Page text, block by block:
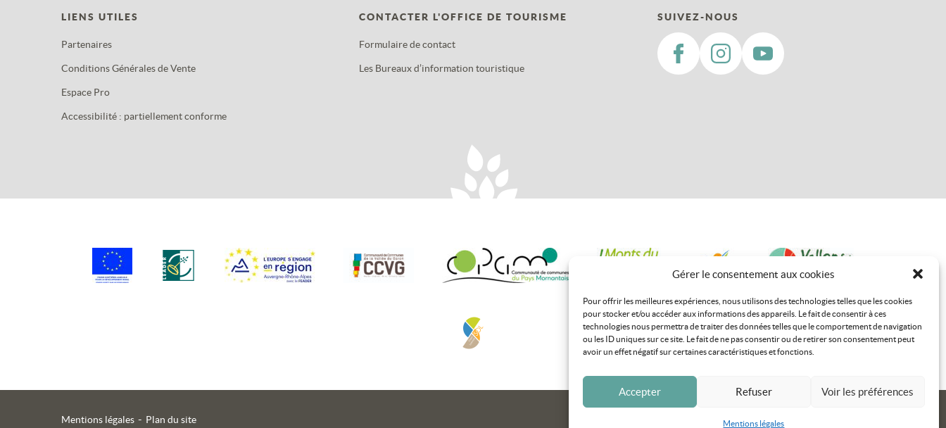
Gérer le consentement aux cookies
Pour offrir les meilleures expériences, nous utilisons des technologies telles que les cookies
pour stocker et/ou accéder aux informations des appareils. Le fait de consentir à ces
technologies nous permettra de traiter des données telles que le comportement de navigation
ou les ID uniques sur ce site. Le fait de ne pas consentir ou de retirer son consentement peut
avoir un effet négatif sur certaines caractéristiques et fonctions.
Accepter Refuser Voir les préférences
Mentions légales
LIENS UTILES
Partenaires
Conditions Générales de Vente
Espace Pro
Accessibilité : partiellement conforme
CONTACTER L'OFFICE DE TOURISME
Formulaire de contact
Les Bureaux d’information touristique
SUIVEZ-NOUS
Mentions légales Plan du site Tous droits réservés Monts du Lyonnais 2020 ©